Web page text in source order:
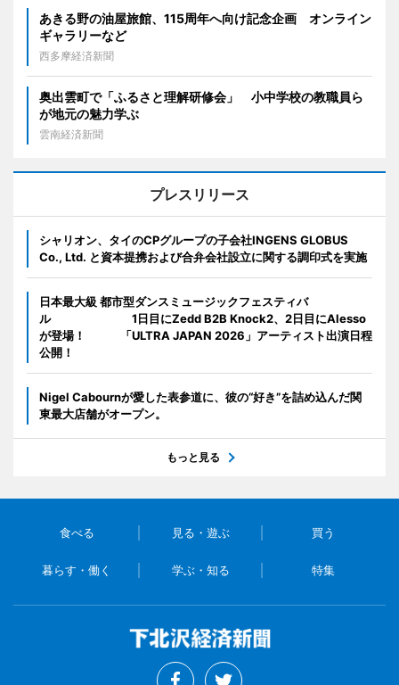
あきる野の油屋旅館、115周年へ向け記念企画 オンライン
ギャラリーなど
西多摩経済新聞
奥出雲町で「ふるさと理解研修会」 小中学校の教職員ら
が地元の魅力学ぶ
雲南経済新聞
プレスリリース
シャリオン、タイのCPグループの子会社INGENS GLOBUS
Co., Ltd. と資本提携および合弁会社設立に関する調印式を実施
日本最大級 都市型ダンスミュージックフェスティバ
ル 1日目にZedd B2B Knock2、2日目にAlesso
が登場！ 「ULTRA JAPAN 2026」アーティスト出演日程
公開！
Nigel Cabournが愛した表参道に、彼の“好き”を詰め込んだ関
東最大店舗がオープン。
もっと見る
食べる 見る・遊ぶ 買う
暮らす・働く 学ぶ・知る 特集